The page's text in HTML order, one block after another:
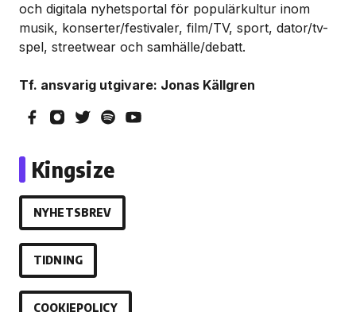
och digitala nyhetsportal för populärkultur inom
musik, konserter/festivaler, film/TV, sport, dator/tv-
spel, streetwear och samhälle/debatt.
Tf. ansvarig utgivare: Jonas Källgren
Kingsize
NYHETSBREV
TIDNING
COOKIEPOLICY